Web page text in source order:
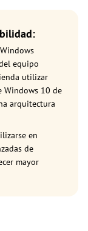
equipo
utilizar
Windows 10 de
arquitectura
en
de
mayor